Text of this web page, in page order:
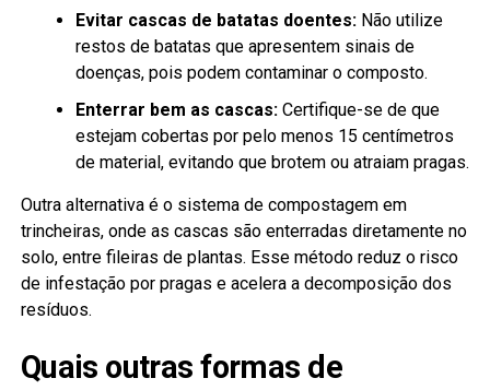
Evitar cascas de batatas doentes:Não utilize
restos de batatas que apresentem sinais de
doenças, pois podem contaminar o composto.
Enterrar bem as cascas:Certifique-se de que
estejam cobertas por pelo menos 15 centímetros
de material, evitando que brotem ou atraiam pragas.
Outra alternativa é o sistema de compostagem em
trincheiras, onde as cascas são enterradas diretamente no
solo, entre fileiras de plantas. Esse método reduz o risco
de infestação por pragas e acelera a decomposição dos
resíduos.
Quais outras formas de